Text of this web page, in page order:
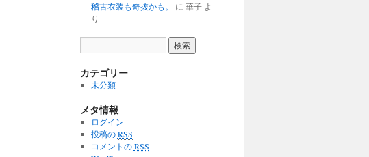
稽古衣装も奇抜かも。
に 華子 よ
り
カテゴリー
未分類
メタ情報
ログイン
投稿のRSS
コメントのRSS